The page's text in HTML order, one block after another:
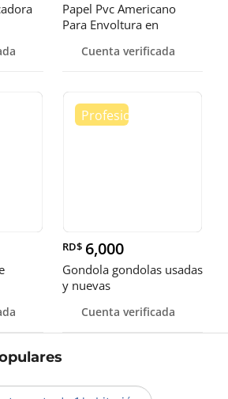
Papel Pvc Americano
Para Envoltura en
pulgadas
Cuenta verificada
RD$ 6,000
Gondola gondolas usadas
y nuevas
Cuenta verificada